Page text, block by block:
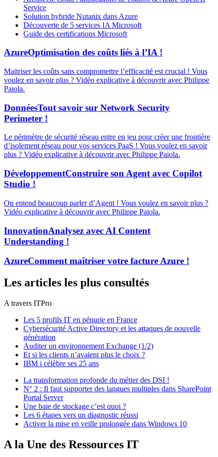
Service
Solution hybride Nutanix dans Azure
Découverte de 5 services IA Microsoft
Guide des certifications Microsoft
AzureOptimisation des coûts liés à l’IA !
Maitriser les coûts sans compromettre l’efficacité est crucial ! Vous
voulez en savoir plus ? Vidéo explicative à découvrir avec Philippe
Paiola.
DonnéesTout savoir sur Network Security
Perimeter !
Le périmètre de sécurité réseau entre en jeu pour créer une frontière
d’isolement réseau pour vos services PaaS ! Vous voulez en savoir
plus ? Vidéo explicative à découvrir avec Philippe Paiola.
DéveloppementConstruire son Agent avec Copilot
Studio !
On entend beaucoup parler d’Agent ! Vous voulez en savoir plus ?
Vidéo explicative à découvrir avec Philippe Paiola.
InnovationAnalysez avec AI Content
Understanding !
AzureComment maîtriser votre facture Azure !
Les articles les plus consultés
A travers ITPro
Les 5 profils IT en pénurie en France
Cybersécurité Active Directory et les attaques de nouvelle
génération
Auditer un environnement Exchange (1/2)
Et si les clients n’avaient plus le choix ?
IBM i célèbre ses 25 ans
La transformation profonde du métier des DSI !
N° 2 : Il faut supporter des langues multiples dans SharePoint
Portal Server
Une baie de stockage c’est quoi ?
Les 6 étapes vers un diagnostic réussi
Activer la mise en veille prolongée dans Windows 10
A la Une des Ressources IT